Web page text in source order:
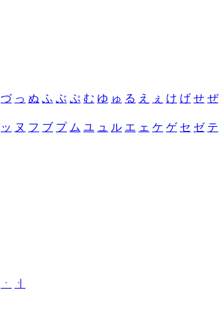
づ っ ぬ ふ ぶ ぷ む ゆ ゅ る え ぇ け げ せ ぜ
ッ ヌ フ ブ プ ム ユ ュ ル エ ェ ケ ゲ セ ゼ テ
ㆍ
ㆎ